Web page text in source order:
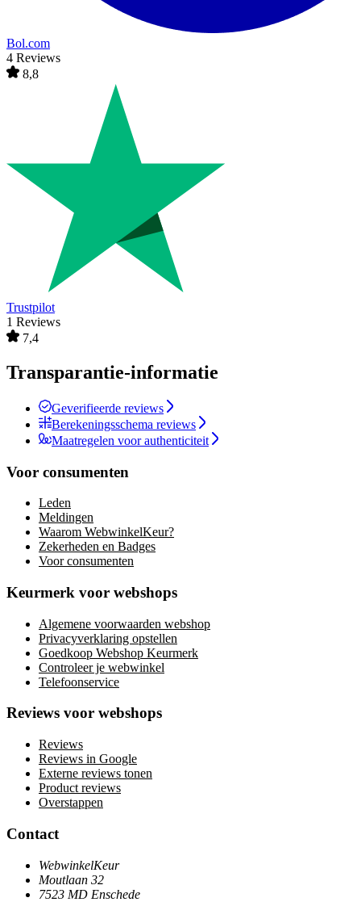
Bol.com
4 Reviews
8,8
Trustpilot
1 Reviews
7,4
Transparantie-informatie
Geverifieerde reviews
Berekeningsschema reviews
Maatregelen voor authenticiteit
Voor consumenten
Leden
Meldingen
Waarom WebwinkelKeur?
Zekerheden en Badges
Voor consumenten
Keurmerk voor webshops
Algemene voorwaarden webshop
Privacyverklaring opstellen
Goedkoop Webshop Keurmerk
Controleer je webwinkel
Telefoonservice
Reviews voor webshops
Reviews
Reviews in Google
Externe reviews tonen
Product reviews
Overstappen
Contact
WebwinkelKeur
Moutlaan 32
7523 MD Enschede